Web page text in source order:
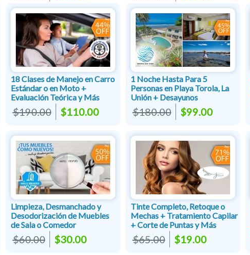
18 Clases de Manejo en Carro
Estándar o en Moto +
Evaluación Teórica y Más
$190.00 $110.00
1 Noche Hasta Para 5
Personas en Playa Torola, La
Unión + Desayunos
$180.00 $99.00
Limpieza, Desmanchado y
Desodorización de Muebles
de Sala o Comedor
$60.00 $30.00
Tinte Completo, Retoque o
Mechas + Tratamiento Capilar
+ Corte de Puntas y Más
$65.00 $19.00